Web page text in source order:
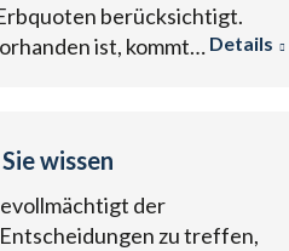
berücksichtigt.
ist, kommt… Details
wissen
der
zu treffen,